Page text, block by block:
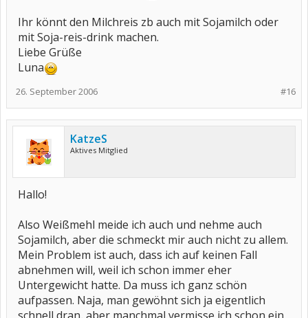
Ihr könnt den Milchreis zb auch mit Sojamilch oder
mit Soja-reis-drink machen.
Liebe Grüße
Luna
#16
26. September 2006
KatzeS
Aktives Mitglied
Hallo!
Also Weißmehl meide ich auch und nehme auch
Sojamilch, aber die schmeckt mir auch nicht zu allem.
Mein Problem ist auch, dass ich auf keinen Fall
abnehmen will, weil ich schon immer eher
Untergewicht hatte. Da muss ich ganz schön
aufpassen. Naja, man gewöhnt sich ja eigentlich